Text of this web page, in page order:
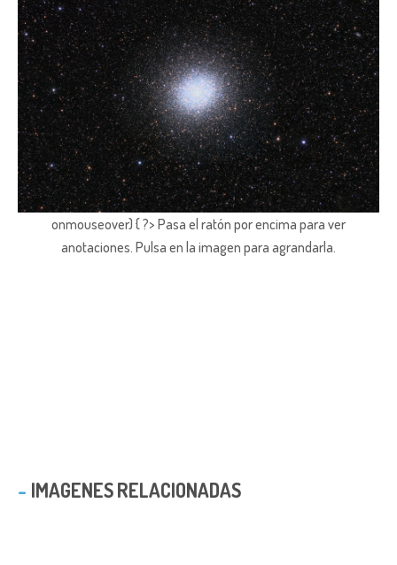
onmouseover) { ?> Pasa el ratón por encima para ver
anotaciones. Pulsa en la imagen para agrandarla.
IMAGENES RELACIONADAS